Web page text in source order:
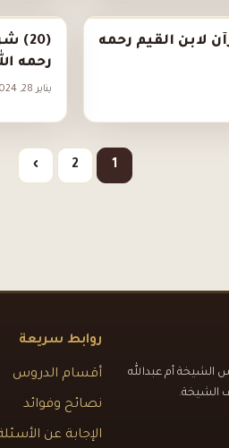
لابن القيم رحمه
(20)
رحمه
يناير 28, 2024
1
2
›
الشيخة أم عبدالله
الشيخة.
روابط سريعة
أقسام الدروس
نصائح وفوائد
الإجابة عن